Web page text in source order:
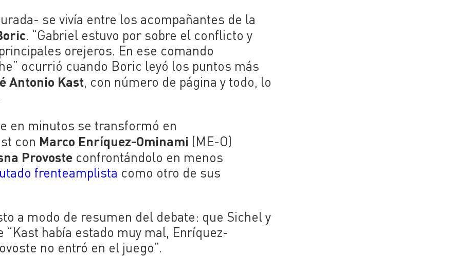
se vivía entre los acompañantes de la
. “Gabriel estuvo por sobre el conflicto y
orejeros. En ese comando
ocurrió cuando Boric leyó los puntos más
Antonio Kast, con número de página y todo, lo
en minutos se transformó en
con Marco Enríquez-Ominami (ME-O)
Provoste confrontándolo en menos
frenteamplista como otro de sus
a modo de resumen del debate: que Sichel y
“Kast había estado muy mal, Enríquez-
no entró en el juego”.